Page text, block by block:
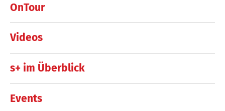
OnTour
Videos
s+ im Überblick
Events